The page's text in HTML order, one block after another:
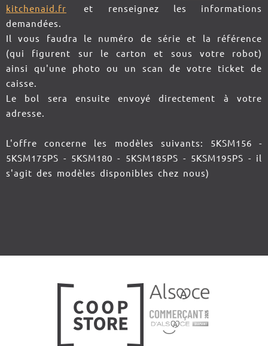
kitchenaid.fr
et renseignez les informations
demandées.
Il vous faudra le numéro de série et la référence
(qui figurent sur le carton et sous votre robot)
ainsi qu'une photo ou un scan de votre ticket de
caisse.
Le bol sera ensuite envoyé directement à votre
adresse.
L'offre concerne les modèles suivants: 5KSM156 -
5KSM175PS - 5KSM180 - 5KSM185PS - 5KSM195PS - il
s'agit des modèles disponibles chez nous)